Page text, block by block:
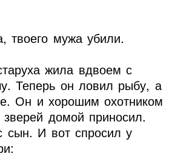
твоего мужа убили.
жила вдвоем с
Теперь он ловил рыбу, а
Он и хорошим охотником
домой приносил.
сын. И вот спросил у